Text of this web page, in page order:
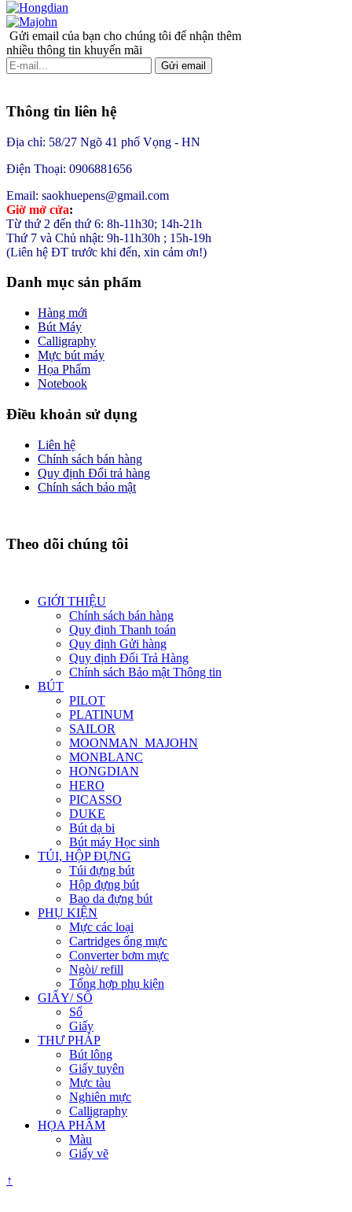
Gửi email của bạn cho chúng tôi để nhận thêm
nhiều thông tin khuyến mãi
Gửi email
Thông tin liên hệ
Địa chỉ: 58/27 Ngõ 41 phố Vọng - HN
Điện Thoại: 0906881656
Email: saokhuepens@gmail.com
Giờ mở cửa:
Từ thứ 2 đến thứ 6: 8h-11h30; 14h-21h
Thứ 7 và Chủ nhật: 9h-11h30h ; 15h-19h
(Liên hệ ĐT trước khi đến, xin cảm ơn!)
Danh mục sản phẩm
Hàng mới
Bút Máy
Calligraphy
Mực bút máy
Họa Phẩm
Notebook
Điều khoản sử dụng
Liên hệ
Chính sách bán hàng
Quy định Đổi trả hàng
Chính sách bảo mật
Theo dõi chúng tôi
GIỚI THIỆU
Chính sách bán hàng
Quy định Thanh toán
Quy định Gửi hàng
Quy định Đổi Trả Hàng
Chính sách Bảo mật Thông tin
BÚT
PILOT
PLATINUM
SAILOR
MOONMAN_MAJOHN
MONBLANC
HONGDIAN
HERO
PICASSO
DUKE
Bút dạ bi
Bút máy Học sinh
TÚI, HỘP ĐỰNG
Túi đựng bút
Hộp đựng bút
Bao da đựng bút
PHỤ KIỆN
Mực các loại
Cartridges ống mực
Converter bơm mực
Ngòi/ refill
Tổng hợp phụ kiện
GIẤY/ SỔ
Sổ
Giấy
THƯ PHÁP
Bút lông
Giấy tuyên
Mực tàu
Nghiên mực
Calligraphy
HỌA PHẨM
Màu
Giấy vẽ
↑